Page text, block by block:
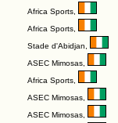
Africa Sports
Africa Sports
Stade d'Abidjan
ASEC Mimosas
Africa Sports
ASEC Mimosas
ASEC Mimosas